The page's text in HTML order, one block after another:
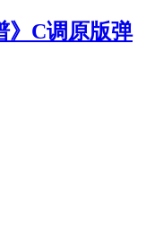
》C调原版弹